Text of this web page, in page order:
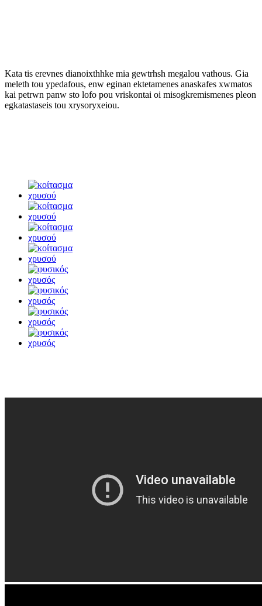
Kata tis erevnes dianoixthhke mia gewtrhsh megalou vathous. Gia
meleth tou ypedafous, enw eginan ektetamenes anaskafes xwmatos
kai petrwn panw sto lofo pou vriskontai oi misogkremismenes pleon
egkatastaseis tou xrysoryxeiou.